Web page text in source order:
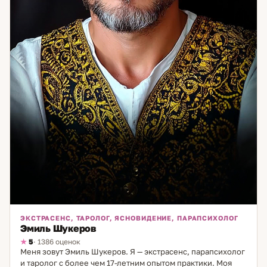
ЭКСТРАСЕНС, ТАРОЛОГ, ЯСНОВИДЕНИЕ, ПАРАПСИХОЛОГ
Эмиль Шукеров
5· 1386 оценок
Меня зовут Эмиль Шукеров. Я — экстрасенс, парапсихолог
и таролог с более чем 17-летним опытом практики. Моя